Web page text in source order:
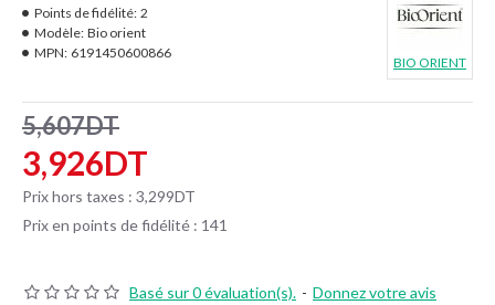
Basé sur 0 évaluation(s). - Donnez votre avis
3,926DT
5,607DT
Prix hors taxes : 3,299DT
Prix en points de fidélité : 141
Points de fidélité: 2
Modèle: Bio orient
MPN: 6191450600866
BIO ORIENT